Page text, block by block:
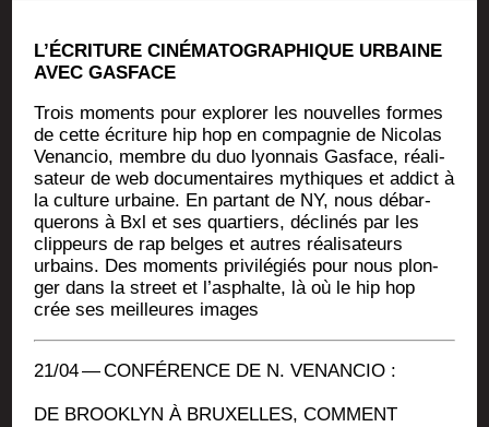
L’ÉCRITURE CINÉMATOGRAPHIQUE URBAINE
AVEC GASFACE
Trois moments pour explo­rer les nou­velles formes
de cette écri­ture hip hop en com­pa­gnie de Nico­las
Venan­cio, membre du duo lyon­nais Gas­face, réa­li­
sa­teur de web docu­men­taires mythiques et addict à
la culture urbaine. En par­tant de NY, nous débar­
que­rons à Bxl et ses quar­tiers, décli­nés par les
clip­peurs de rap belges et autres réa­li­sa­teurs
urbains. Des moments pri­vi­lé­giés pour nous plon­
ger dans la street et l’asphalte, là où le hip hop
crée ses meilleures images
21/04 — CONFÉRENCE DE N. VENANCIO :
DE BROOKLYN À BRUXELLES, COMMENT